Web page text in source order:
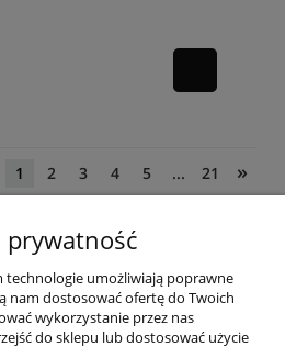
1 2 3 4 5 ... 21 »
POMOC
prywatność
technologie umożliwiają poprawne
nam dostosować ofertę do Twoich
wykorzystanie przez nas
do sklepu lub dostosować użycie